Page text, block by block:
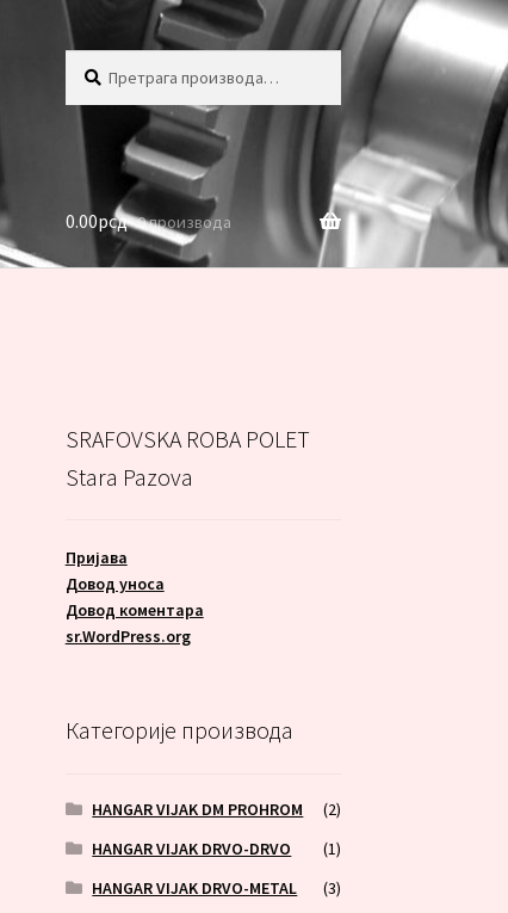
0.00рсд 0 производа
SRAFOVSKA ROBA POLET
Stara Pazova
Пријава
Довод уноса
Довод коментара
sr.WordPress.org
Категорије производа
HANGAR VIJAK DM PROHROM
(2)
HANGAR VIJAK DRVO-DRVO
(1)
HANGAR VIJAK DRVO-METAL
(3)